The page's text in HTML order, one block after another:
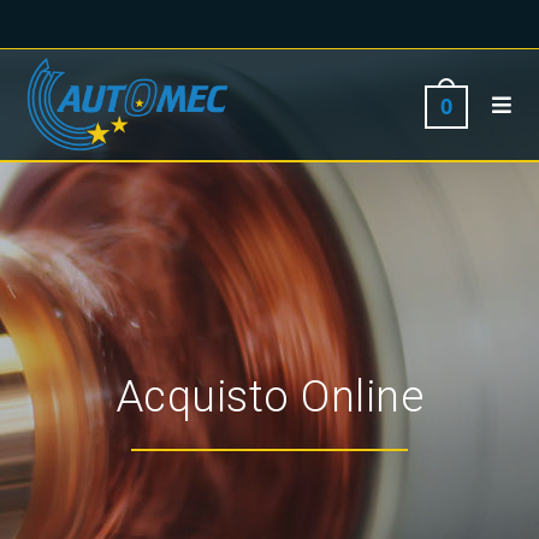
0
Acquisto Online